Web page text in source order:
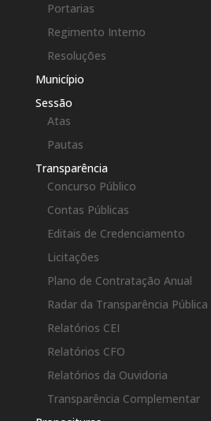
Portarias
Regimento Interno
Resoluções
Município
Sessão
Atas
Pautas
Transparência
Concurso Público
Contas Públicas
Editais de Credenciamento
Licitações
Plano de Contratação Anual
Radar da Transparência Pública
Relatórios CEI
Relatórios CFO
Relatórios da Ouvidoria
Transparência Complementar